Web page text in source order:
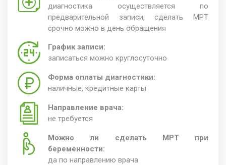
диагностика осуществляется по
предварительной записи, сделать МРТ
срочно можно в день обращения
График записи:
записаться можно круглосуточно
Форма оплаты диагностики:
наличные, кредитные карты
Направление врача:
не требуется
Можно ли сделать МРТ при
беременности:
да по направлению врача